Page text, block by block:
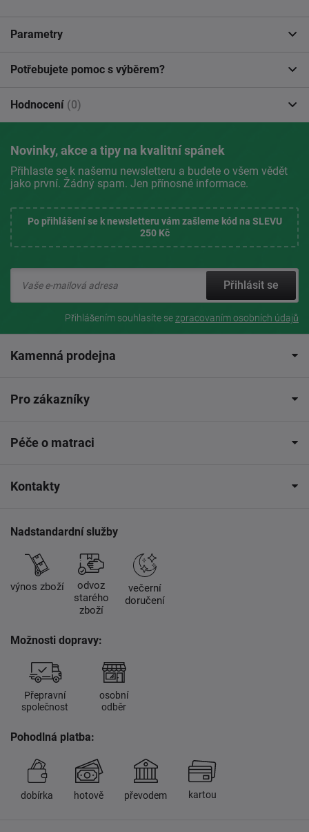
Parametry
Potřebujete pomoc s výběrem?
Hodnocení (0)
Novinky, akce a tipy na kvalitní spánek
Přihlaste se k našemu newsletteru a budete o všem vědět
jako první. Žádný spam. Jen přínosné informace.
Po přihlášení se k newsletteru vám zašleme kód na SLEVU
250 Kč
Přihlásit se
Přihlášením souhlasíte sezpracovaním osobních údajů
Kamenná prodejna
Pro zákazníky
Péče o matraci
Kontakty
Nadstandardní služby
výnos zboží
odvoz
starého
zboží
večerní
doručení
Možnosti dopravy:
Přepravní
společnost
osobní
odběr
Pohodlná platba:
dobírka hotově převodem kartou